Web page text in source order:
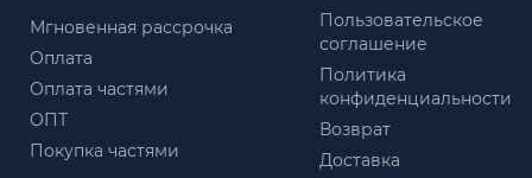
выводов блоком управления
напряжение питания: 220 В, 50 Гц
режим работы: продолжительный
Мгновенная рассрочка
Оплата
Оплата частями
ОПТ
Покупка частями
Пользовательское
соглашение
Политика
конфиденциальности
Возврат
Доставка